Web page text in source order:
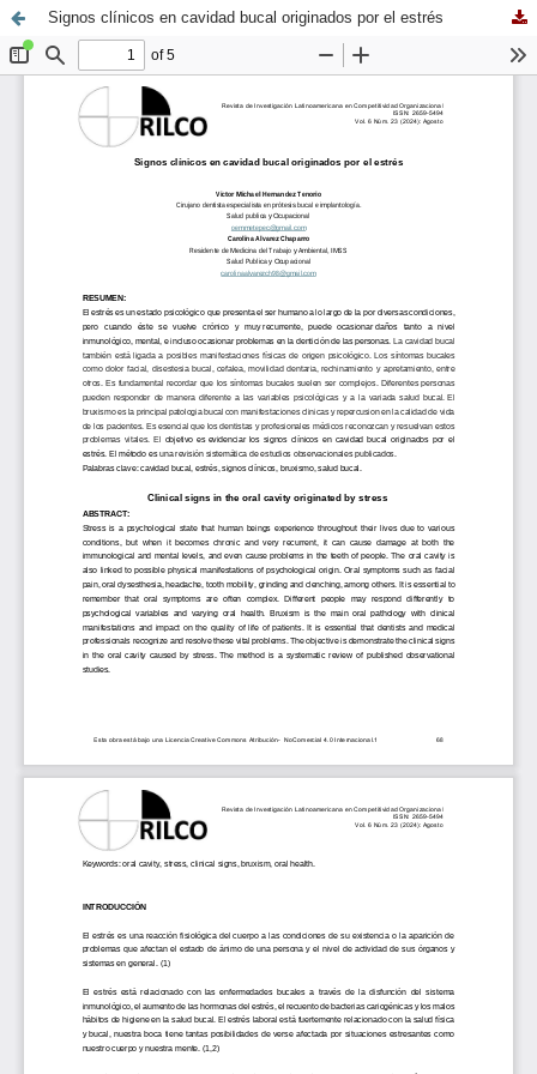
Signos clínicos en cavidad bucal originados por el estrés